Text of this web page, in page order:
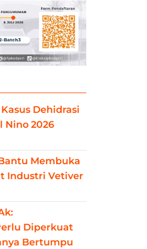
Dehidrasi
Nino 2026
Membuka
Industri Vetiver
Diperkuat
Bertumpu